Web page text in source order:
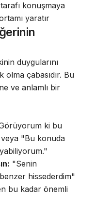
tarafı konuşmaya
yaratır
duygularını
olma çabasıdır. Bu
ve anlamlı bir
ki bu
"Bu konuda
"Senin
hissederdim"
bu kadar önemli